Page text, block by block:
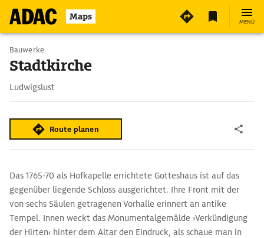
Maps MENÜ
Bauwerke
Stadtkirche
Ludwigslust
Route planen
Das 1765-70 als Hofkapelle errichtete Gotteshaus ist auf das
gegenüber liegende Schloss ausgerichtet. Ihre Front mit der
von sechs Säulen getragenen Vorhalle erinnert an antike
Tempel. Innen weckt das Monumentalgemälde ›Verkündigung
der Hirten‹ hinter dem Altar den Eindruck, als schaue man in